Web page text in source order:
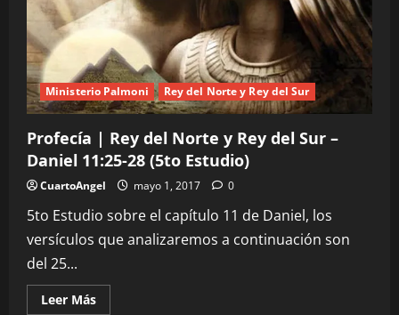
Ministerio Palmoni Rey del Norte y Rey del Sur
Profecía | Rey del Norte y Rey del Sur –
Daniel 11:25-28 (5to Estudio)
CuartoAngel mayo 1, 2017 0
5to Estudio sobre el capítulo 11 de Daniel, los
versículos que analizaremos a continuación son
del 25...
Leer MásLeer
más